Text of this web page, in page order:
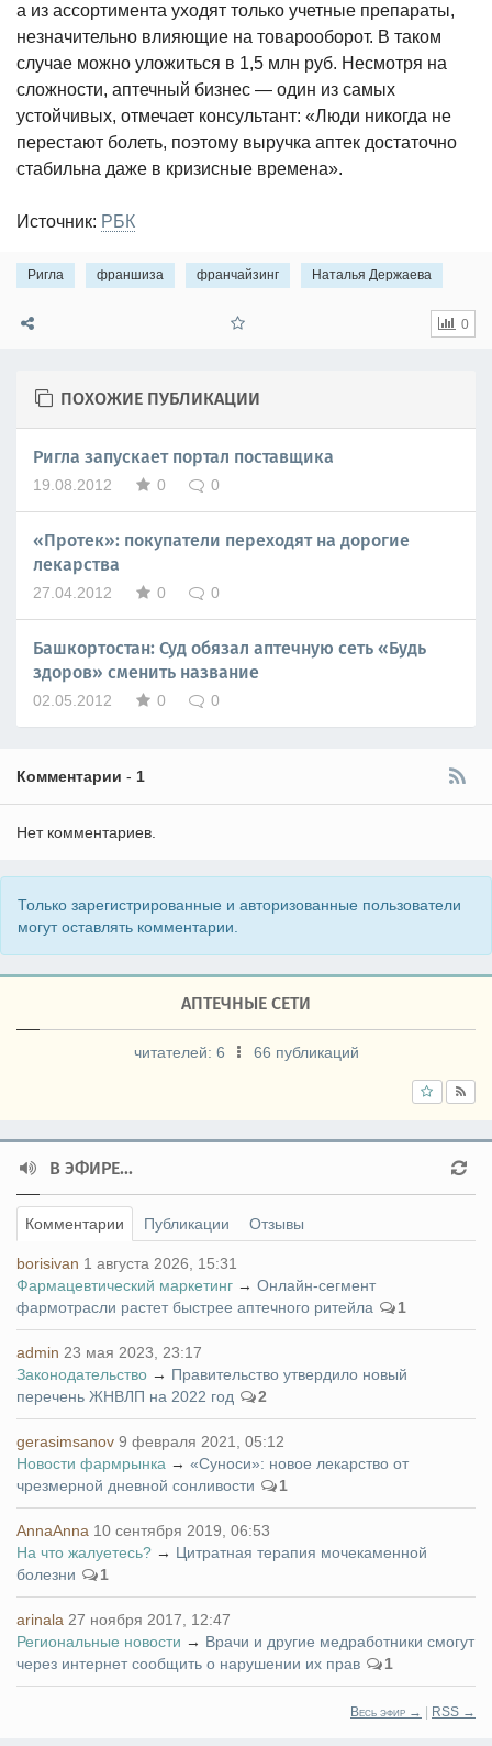
а из ассортимента уходят только учетные препараты,
незначительно влияющие на товарооборот. В таком
случае можно уложиться в 1,5 млн руб. Несмотря на
сложности, аптечный бизнес — один из самых
устойчивых, отмечает консультант: «Люди никогда не
перестают болеть, поэтому выручка аптек достаточно
стабильна даже в кризисные времена».
Источник: РБК
Ригла франшиза франчайзинг Наталья Держаева
0
ПОХОЖИЕ ПУБЛИКАЦИИ
Ригла запускает портал поставщика
19.08.2012 0 0
«Протек»: покупатели переходят на дорогие
лекарства
27.04.2012 0 0
Башкортостан: Суд обязал аптечную сеть «Будь
здоров» сменить название
02.05.2012 0 0
Комментарии - 1
Нет комментариев.
Только зарегистрированные и авторизованные пользователи
могут оставлять комментарии.
АПТЕЧНЫЕ СЕТИ
читателей: 6 66 публикаций
В ЭФИРЕ...
Комментарии Публикации Отзывы
borisivan 1 августа 2026, 15:31
Фармацевтический маркетинг → Онлайн-сегмент
фармотрасли растет быстрее аптечного ритейла
1
admin 23 мая 2023, 23:17
Законодательство → Правительство утвердило новый
перечень ЖНВЛП на 2022 год
2
gerasimsanov 9 февраля 2021, 05:12
Новости фармрынка → «Суноси»: новое лекарство от
чрезмерной дневной сонливости
1
AnnaAnna 10 сентября 2019, 06:53
На что жалуетесь? → Цитратная терапия мочекаменной
болезни
1
arinala 27 ноября 2017, 12:47
Региональные новости → Врачи и другие медработники смогут
через интернет сообщить о нарушении их прав
1
Весь эфир → RSS →